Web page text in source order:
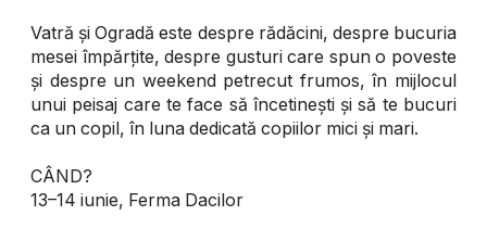
Vatră și Ogradă este despre rădăcini, despre bucuria
mesei împărțite, despre gusturi care spun o poveste
și despre un weekend petrecut frumos, în mijlocul
unui peisaj care te face să încetinești și să te bucuri
ca un copil, în luna dedicată copiilor mici și mari.
CÂND?
13–14 iunie, Ferma Dacilor